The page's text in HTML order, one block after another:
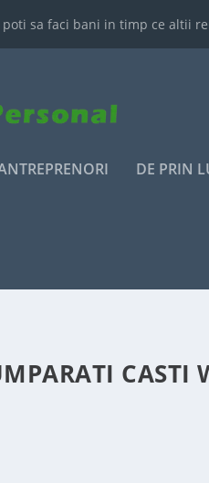
poti sa faci bani in timp ce altii
DE PRIN
CASTI